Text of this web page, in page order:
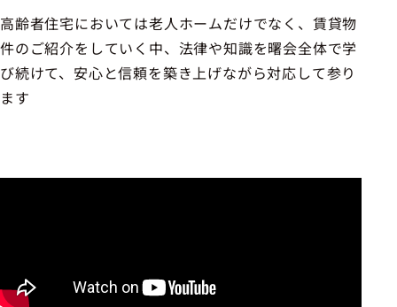
高齢者住宅においては老人ホームだけでなく、賃貸物
件のご紹介をしていく中、法律や知識を曙会全体で学
び続けて、安心と信頼を築き上げながら対応して参り
ます